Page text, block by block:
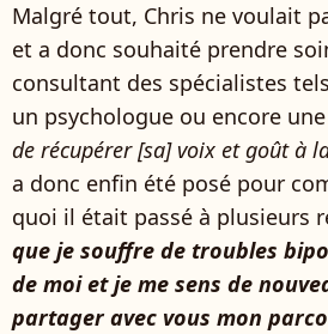
Malgré tout, Chris ne voulait
et a donc souhaité prendre
consultant des spécialistes
un psychologue ou encore
de récupérer [sa] voix et goût à
a donc enfin été posé pour
quoi il était passé à plusieurs
que je souffre de troubles
de moi et je me sens de
partager avec vous mon